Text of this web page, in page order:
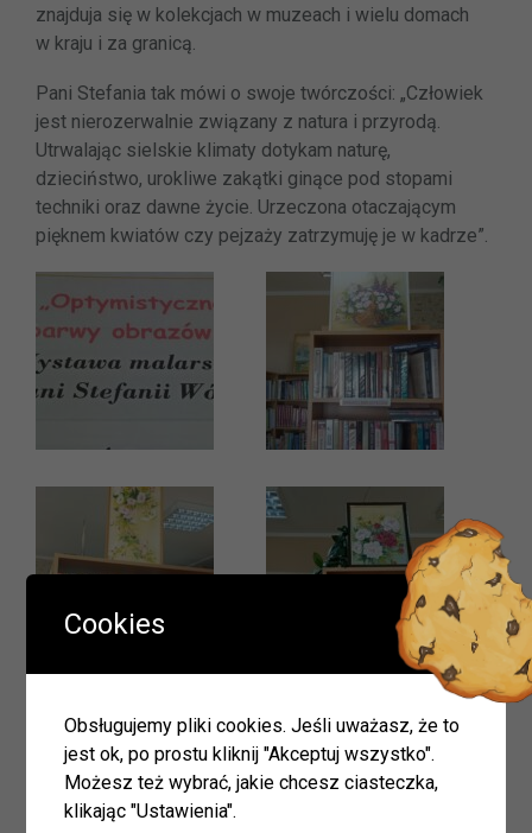
znajduja się w kolekcjach w muzeach i wielu domach
w kraju i za granicą.
Pani Stefania tak mówi o swoje twórczości: „Człowiek
jest nierozerwalnie związany z natura i przyrodą.
Utrwalając sielskie klimaty dotykam naturę,
dzieciństwo, urokliwe zakątki ginące pod stopami
techniki oraz dawne życie. Urzeczona otaczającym
pięknem kwiatów czy pejzaży zatrzymuję je w kadrze”.
W okresie wakacji biblioteki w Olszynie i w Hadrze oraz
oddział dla dzieci w Herbach będą nieczynne.
Zapraszamy do naszych placówek w Herbach (ul.
Lubliniecka) i w Lisowie.
W związku z zaplanowanymi urlopami pracowników
Cookies
Obsługujemy pliki cookies. Jeśli uważasz, że to
jest ok, po prostu kliknij "Akceptuj wszystko".
Możesz też wybrać, jakie chcesz ciasteczka,
klikając "Ustawienia".